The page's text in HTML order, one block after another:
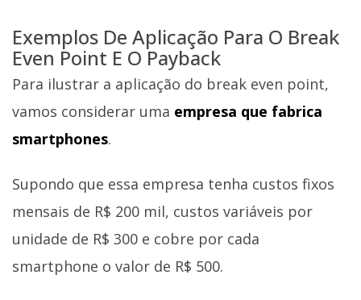
Exemplos De Aplicação Para O Break
Even Point E O Payback
Para ilustrar a aplicação do break even point,
vamos considerar uma empresa que fabrica
smartphones.
Supondo que essa empresa tenha custos fixos
mensais de R$ 200 mil, custos variáveis por
unidade de R$ 300 e cobre por cada
smartphone o valor de R$ 500.